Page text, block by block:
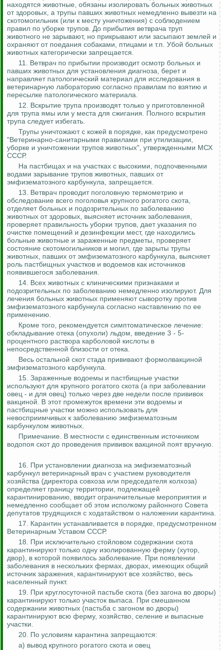
находятся животные, обязаны изолировать больных животных
от здоровых, а трупы павших животных немедленно вывезти на
скотомогильник (или к месту уничтожения) с соблюдением
правил по уборке трупов. До прибытия ветврача труп
животного не зарывают, но прикрывают или засыпают землей и
охраняют от поедания собаками, птицами и т.п. Убой больных
животных категорически запрещается.
11. Ветврач по прибытии производит осмотр больных и
павших животных для установления диагноза, берет и
направляет патологический материал для исследования в
ветеринарную лабораторию согласно правилам по взятию и
пересылке патологического материала.
12. Вскрытие трупа производят только у приготовленной
для трупа ямы или у места для сжигания. Полного вскрытия
трупа следует избегать.
Трупы уничтожают с кожей в порядке, как предусмотрено
"Ветеринарно-санитарными правилами при утилизации,
уборке и уничтожении трупов животных", утвержденными МСХ
СССР.
На пастбищах и на участках с высокими, подпочвенными
водами зарывание трупов животных, павших от
эмфизематозного карбункула, запрещается.
13. Ветврач проводит поголовную термометрию и
обследование всего поголовья крупного рогатого скота,
отделяет больных и подозрительных по заболеванию
животных от здоровых, выясняет источник заболевания,
проверяет правильность уборки трупов, дает указания по
очистке помещений и дезинфекции мест, где находились
больные животные и зараженные предметы, проверяет
состояние скотомогильников и могил, где зарыты трупы
животных, павших от эмфизематозного карбункула, выясняет
роль пастбищных участков и водоемов как источников
появившегося заболевания.
14. Всех животных с клиническими признаками и
подозрительных по заболеванию немедленно изолируют. Для
лечения больных животных применяют сыворотку против
эмфизематозного карбункула согласно наставлению по ее
применению.
Кроме того, рекомендуется симптоматическое лечение:
обкладывание отека (опухоли) льдом, введение 3 - 5-
процентного раствора карболовой кислоты в
непосредственной близости от отека.
Весь остальной скот стада прививаютформолвакциной
эмфизематозного карбункула.
15. Зараженные водоемы и пастбищные участки
используют для крупного рогатого скота (а при заболевании
овец - и для овец) только через две недели после прививок
вакциной. В этот промежуток времени эти водоемы и
пастбищные участки можно использовать для
невосприимчивых к заболеванию эмфизематозным
карбункулом животных.
Примечание. В местности с единственным источником
водопоя скот до проведения прививок вакциной поят вручную.
16. При установлении диагноза на эмфизематозный
карбункул ветеринарный врач с участием руководителя
хозяйства (директора совхоза или председателя колхоза)
определяет границу территории, подлежащей
карантинированию, вводит ограничительные мероприятия и
немедленно сообщает об этом исполкому районного Совета
депутатов трудящихся с ходатайством о наложении карантина.
17. Карантин устанавливается в порядке, предусмотренном
Ветеринарным Уставом СССР.
18. При исключительно стойловом содержании скота
карантинируюттолько одну изолированную ферму (хутор,
двор), в которой появилось заболевание. При появлении
заболевания в нескольких фермах, дворах, имеющих общий
источник заражения, карантинируютвсе хозяйство, весь
населенный пункт.
19. При круглосуточной пастьбе скота (без загона во дворы)
карантинируюттолько участок выпаса. При смешанном
содержании животных (пастьба с загоном во дворы)
карантинируютвсю ферму, хозяйство, селение и выпасные
участки.
20. По условиям карантина запрещаются:
а) вывод крупного рогатого скота и овец